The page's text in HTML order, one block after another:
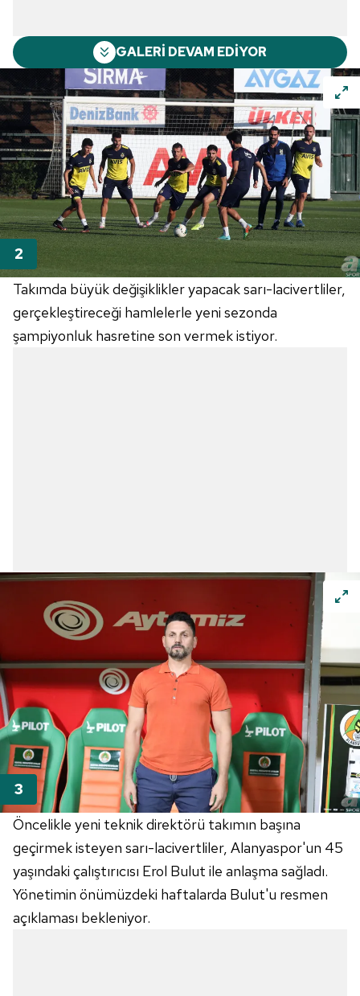
GALERİ DEVAM EDİYOR
Takımda büyük değişiklikler yapacak sarı-lacivertliler,
gerçekleştireceği hamlelerle yeni sezonda
şampiyonluk hasretine son vermek istiyor.
Öncelikle yeni teknik direktörü takımın başına
geçirmek isteyen sarı-lacivertliler, Alanyaspor'un 45
yaşındaki çalıştırıcısı Erol Bulut ile anlaşma sağladı.
Yönetimin önümüzdeki haftalarda Bulut'u resmen
açıklaması bekleniyor.